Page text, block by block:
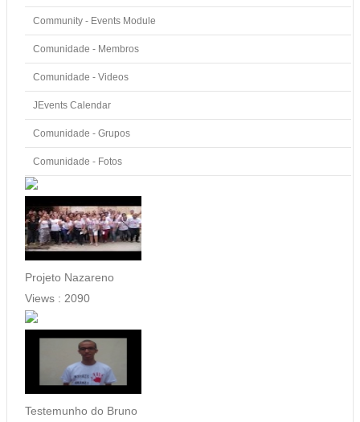
Community - Events Module
Comunidade - Membros
Comunidade - Videos
JEvents Calendar
Comunidade - Grupos
Comunidade - Fotos
Projeto Nazareno
Views : 2090
Testemunho do Bruno